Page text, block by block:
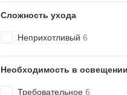
Сложность ухода
Неприхотливый 6
Необходимость в освещении
Требовательное 6